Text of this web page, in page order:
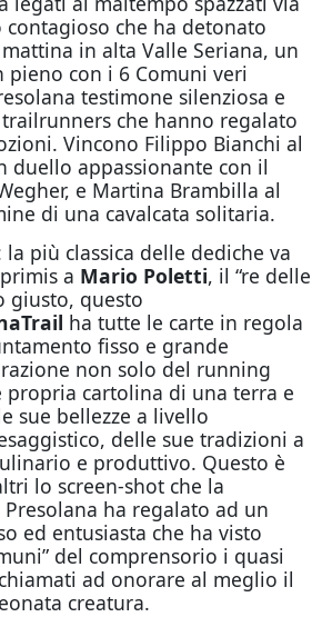
contagioso che ha detonato
in alta Valle Seriana, un
con i 6 Comuni veri
testimone silenziosa e
che hanno regalato
Vincono Filippo Bianchi al
duello appassionante con il
e Martina Brambilla al
di una cavalcata solitaria.
la più classica delle dediche va
a Mario Poletti, il “re delle
giusto, questo
ha tutte le carte in regola
fisso e grande
non solo del running
propria cartolina di una terra e
sue bellezze a livello
delle sue tradizioni a
e produttivo. Questo è
lo screen-shot che la
ha regalato ad un
ed entusiasta che ha visto
del comprensorio i quasi
ad onorare al meglio il
creatura.